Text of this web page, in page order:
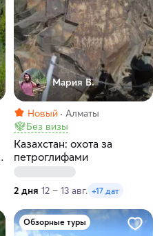
Мария В.
Новый
Алматы
Без визы
Казахстан: охота за
петроглифами
2 дня 12 – 13 авг. +17 дат
Обзорные туры